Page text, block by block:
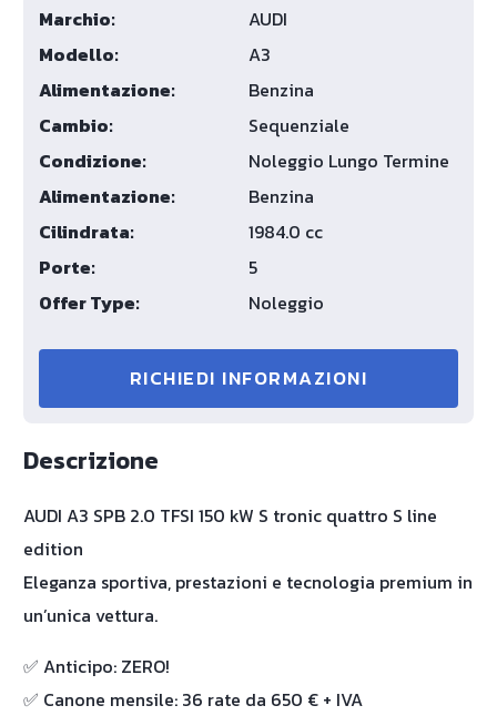
Marchio:
AUDI
Modello:
A3
Alimentazione:
Benzina
Cambio:
Sequenziale
Condizione:
Noleggio Lungo Termine
Alimentazione:
Benzina
Cilindrata:
1984.0 cc
Porte:
5
Offer Type:
Noleggio
RICHIEDI INFORMAZIONI
Descrizione
AUDI A3 SPB 2.0 TFSI 150 kW S tronic quattro S line
edition
Eleganza sportiva, prestazioni e tecnologia premium in
un’unica vettura.
✅ Anticipo: ZERO!
✅ Canone mensile: 36 rate da 650 € + IVA